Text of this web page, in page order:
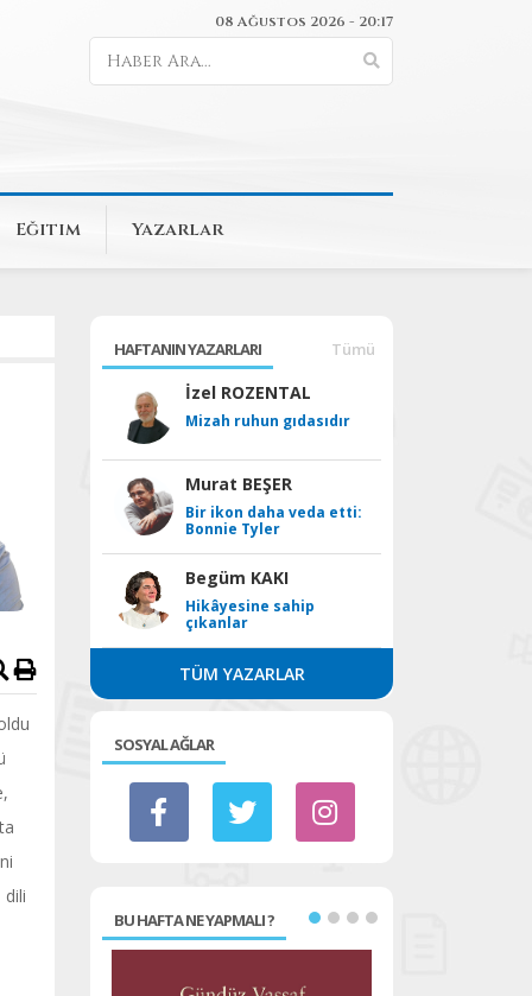
08 Ağustos 2026 - 20:17
Eğitim Yazarlar
dili
HAFTANIN YAZARLARI Tümü
İzel ROZENTAL
Mizah ruhun gıdasıdır
Murat BEŞER
Bir ikon daha veda etti:
Bonnie Tyler
Begüm KAKI
Hikâyesine sahip
çıkanlar
TÜM YAZARLAR
SOSYAL AĞLAR
BU HAFTA NE YAPMALI ?